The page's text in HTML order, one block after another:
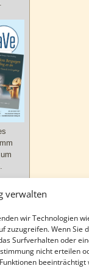
verwalten
wir Technologien
zuzugreifen. Wenn Sie
Surfverhalten oder
nicht erteilen
beeinträchtigt
im